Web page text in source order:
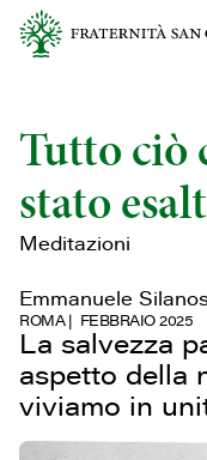
Tutto ciò
stato
Meditazioni
Emmanuele
ROMA FEBBRAIO 2025
La salvezza
aspetto della
viviamo in